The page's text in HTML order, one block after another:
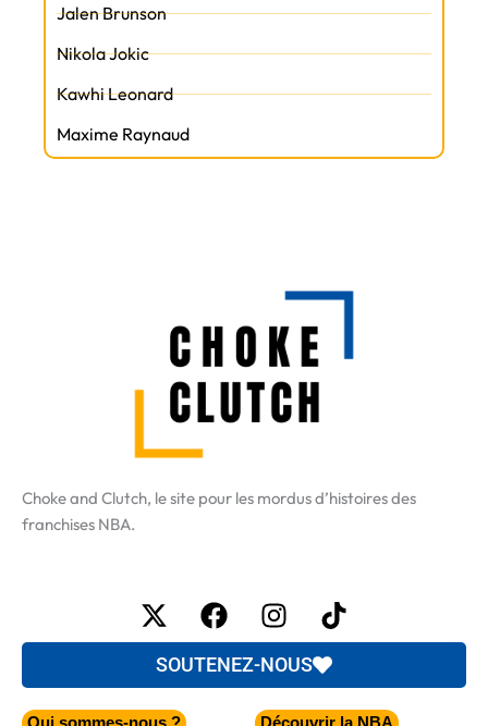
Jalen Brunson
Nikola Jokic
Kawhi Leonard
Maxime Raynaud
Choke and Clutch, le site pour les mordus d’histoires des
franchises NBA.
X-
twitter
FacebookInstagram
Tiktok
SOUTENEZ-NOUS